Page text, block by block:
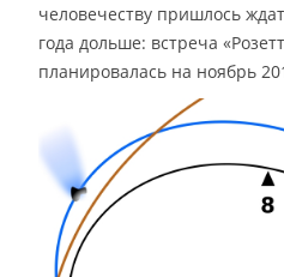
человечеству пришлось
года дольше: встреча
планировалась на ноябрь